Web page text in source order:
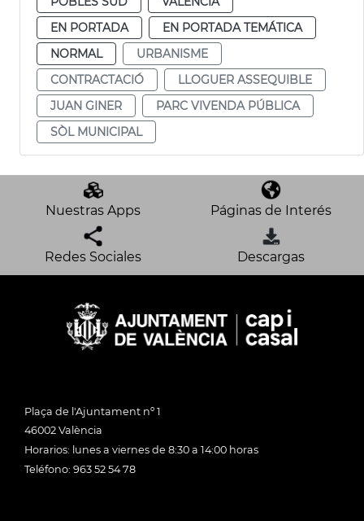
EN PORTADA
EN PORTADA TEMÁTICA
NORMAL
URBANISME
CONTRACTACIÓ
LLOGUER ASSEQUIBLE
JUAN GINER
PARC VIVENDA PÚBLICA
SÒL MUNICIPAL
Nuestras Apps Páginas de Interés
Redes Sociales Descargas
Plaça de l'Ajuntament nº 1
46002 València
Horarios: lunes a viernes de 8:30 a 14:00 horas
Teléfono: 963 52 54 78